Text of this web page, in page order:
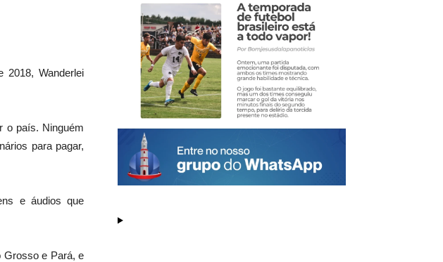
2018, Wanderlei
o país. Ninguém
para pagar,
e áudios que
Grosso e Pará, e